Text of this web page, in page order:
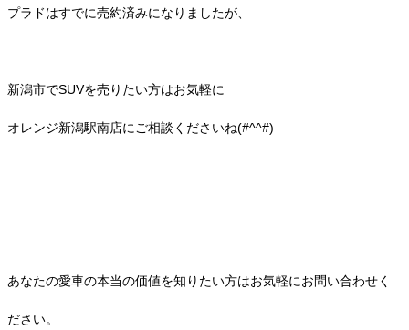
プラドはすでに売約済みになりましたが、
新潟市でSUVを売りたい方はお気軽に
オレンジ新潟駅南店にご相談くださいね(#^^#)
あなたの愛車の本当の価値を知りたい方はお気軽にお問い合わせく
ださい。